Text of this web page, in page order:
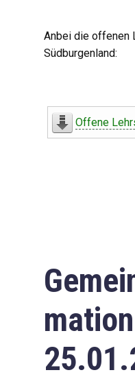
Anbei die offenen
Südburgenland:
Offene